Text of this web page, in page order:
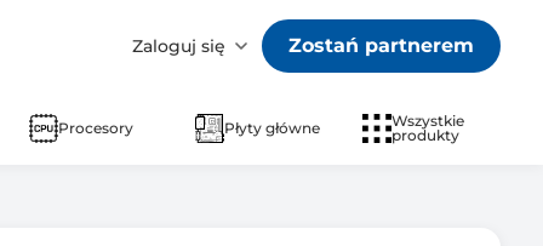
Zaloguj się Zostań partnerem
Procesory Płyty główne
Wszystkie
produkty